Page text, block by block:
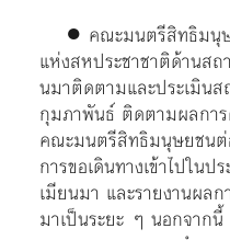
● คณะมนตรีสิทธิมนุษ
แห่งสหประชาชาติด้านส
นมาติดตามและประเมิน
กุมภาพันธ์ ติดตามผลการ
คณะมนตรีสิทธิมนุษยชนต่
การขอเดินทางเข้าไปในป
เมียนมา และรายงานผล
มาเป็นระยะ ๆ นอกจาก